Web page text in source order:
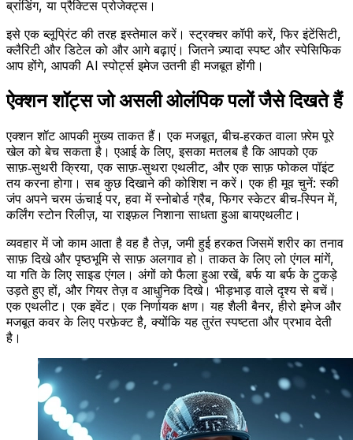
ब्रांडिंग, या प्रैक्टिस प्रोजेक्ट्स।
इसे एक ब्लूप्रिंट की तरह इस्तेमाल करें। स्ट्रक्चर कॉपी करें, फिर इंटेंसिटी,
क्लैरिटी और डिटेल को और आगे बढ़ाएं। जितने ज़्यादा स्पष्ट और स्पेसिफिक
आप होंगे, आपकी AI स्पोर्ट्स इमेज उतनी ही मजबूत होंगी।
ऐक्शन शॉट्स जो असली ओलंपिक पलों जैसे दिखते हैं
एक्शन शॉट आपकी मुख्य ताकत हैं। एक मजबूत, बीच‑हरकत वाला फ़्रेम पूरे
खेल को बेच सकता है। एआई के लिए, इसका मतलब है कि आपको एक
साफ़‑सुथरी क्रिया, एक साफ़‑सुथरा एथलीट, और एक साफ़ फोकल पॉइंट
तय करना होगा। सब कुछ दिखाने की कोशिश न करें। एक ही मूव चुनें: स्की
जंप अपने चरम ऊंचाई पर, हवा में स्नोबोर्ड ग्रैब, फिगर स्केटर बीच‑स्पिन में,
कर्लिंग स्टोन रिलीज़, या राइफ़ल निशाना साधता हुआ बायएथलीट।
व्यवहार में जो काम आता है वह है तेज़, जमी हुई हरकत जिसमें शरीर का तनाव
साफ़ दिखे और पृष्ठभूमि से साफ़ अलगाव हो। ताकत के लिए लो एंगल मांगें,
या गति के लिए साइड एंगल। अंगों को फैला हुआ रखें, बर्फ या बर्फ के टुकड़े
उड़ते हुए हों, और गियर तेज़ व आधुनिक दिखे। भीड़भाड़ वाले दृश्य से बचें।
एक एथलीट। एक इवेंट। एक निर्णायक क्षण। यह शैली बैनर, हीरो इमेज और
मजबूत कवर के लिए परफ़ेक्ट है, क्योंकि यह तुरंत स्पष्टता और प्रभाव देती
है।